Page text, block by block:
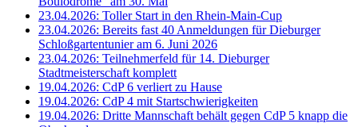
23.04.2026: Toller Start in den Rhein-Main-Cup
23.04.2026: Bereits fast 40 Anmeldungen für Dieburger
Schloßgartentunier am 6. Juni 2026
23.04.2026: Teilnehmerfeld für 14. Dieburger
Stadtmeisterschaft komplett
19.04.2026: CdP 6 verliert zu Hause
19.04.2026: CdP 4 mit Startschwierigkeiten
19.04.2026: Dritte Mannschaft behält gegen CdP 5 knapp die